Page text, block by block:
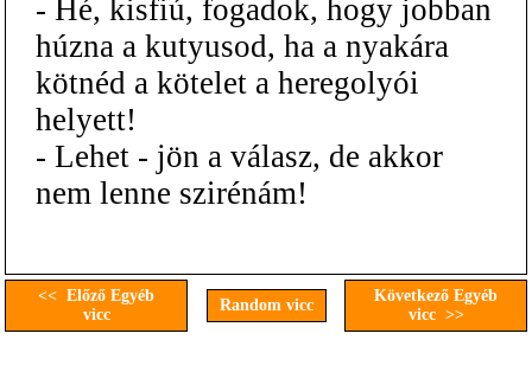
- Hé, kisfiú, fogadok, hogy jobban
húzna a kutyusod, ha a nyakára
kötnéd a kötelet a heregolyói
helyett!
- Lehet - jön a válasz, de akkor
nem lenne szirénám!
<< Előző Egyéb
vicc
Random vicc
Következő Egyéb
vicc >>